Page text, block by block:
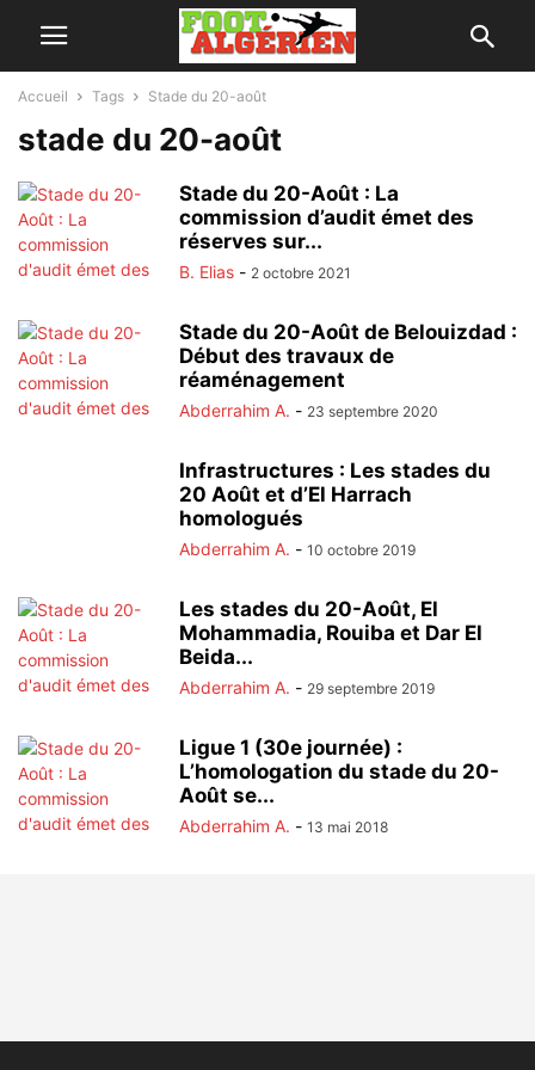
Accueil Tags Stade du 20-août
stade du 20-août
Stade du 20-Août : La
commission d’audit émet des
réserves sur...
B. Elias - 2 octobre 2021
Stade du 20-Août de Belouizdad :
Début des travaux de
réaménagement
Abderrahim A. - 23 septembre 2020
Infrastructures : Les stades du
20 Août et d’El Harrach
homologués
Abderrahim A. - 10 octobre 2019
Les stades du 20-Août, El
Mohammadia, Rouiba et Dar El
Beida...
Abderrahim A. - 29 septembre 2019
Ligue 1 (30e journée) :
L’homologation du stade du 20-
Août se...
Abderrahim A. - 13 mai 2018